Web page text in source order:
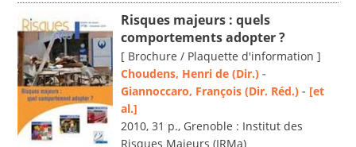
Risques majeurs : quels
comportements adopter ?
[ Brochure / Plaquette d'information ]
Choudens, Henri de (Dir.) -
Giannoccaro, François (Dir. Réd.) - [et
al.]
2010, 31 p., Grenoble : Institut des
Risques Majeurs (IRMa)